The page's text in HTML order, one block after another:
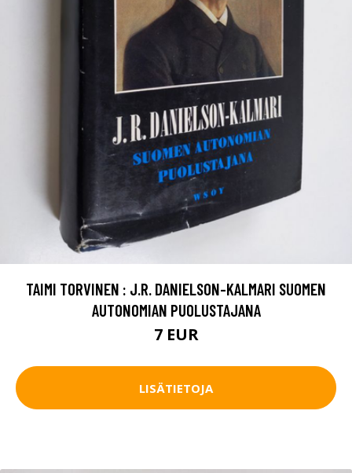
TAIMI TORVINEN : J.R. DANIELSON-KALMARI SUOMEN
AUTONOMIAN PUOLUSTAJANA
7 EUR
LISÄTIETOJA